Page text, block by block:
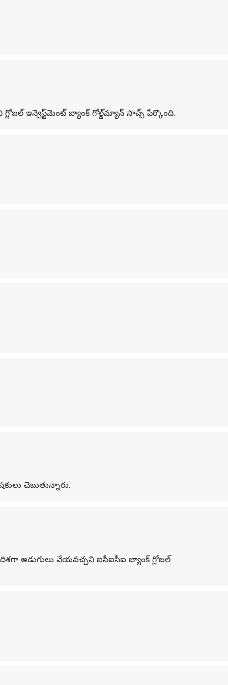
ఇన్వెస్ట్‌మెంట్ బ్యాంక్ గోల్డ్‌మ్యాన్ సాచ్స్ పేర్కొంది.
చెబుతున్నారు.
దిశగా అడుగులు వేయవచ్చని ఐసీఐసీఐ బ్యాంక్‌ గ్లోబల్‌